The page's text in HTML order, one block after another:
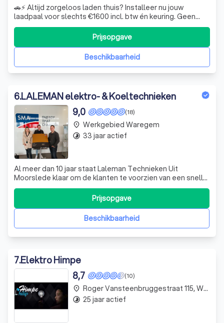
🚗⚡ Altijd zorgeloos laden thuis? Installeer nu jouw
laadpaal voor slechts €1600 incl. btw én keuring. Geen
gedoe meer met zoeken naar publieke laadpunten —
gewoon opladen wanneer het jou uitkomt. ✔ Snelle en
professionele installatie ✔ Inclusief keuring ✔
Transparante all-in prijs Klaar voor elek
Beschikbaarheid
Prijsopgave
6.LALEMAN elektro- & Koeltechnieken
(18)
9,0
Al meer dan 10 jaar staat Laleman Technieken Uit
Moorslede klaar om de klanten te voorzien van een snelle
en professionele service. Laleman Technieken staat
bekend voor de persoonlijke aanpak, het maatwerk en de
expertise op vlak van: Elektriciteitswerken Sanitair
Koeltechnieken Zonnepanelen Thuisb
Beschikbaarheid
Prijsopgave
place Werkgebied Waregem
timelapse 33 jaar actief
7.Elektro Himpe
(10)
8,7
place Roger Vansteenbruggestraat 115, Waregem
timelapse 25 jaar actief